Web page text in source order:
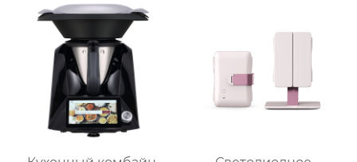
слойный гриль,
Постоянная
температура 800℃,
Нержавеющая сталь
пароварочный
аппарат для молока